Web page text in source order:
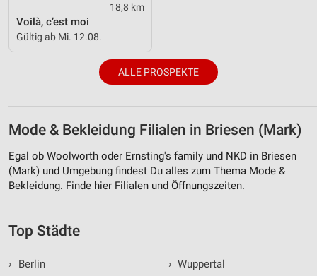
18,8 km
Voilà, c’est moi
Gültig ab Mi. 12.08.
ALLE PROSPEKTE
Mode & Bekleidung Filialen in Briesen (Mark)
Egal ob Woolworth oder Ernsting's family und NKD in Briesen
(Mark) und Umgebung findest Du alles zum Thema Mode &
Bekleidung. Finde hier Filialen und Öffnungszeiten.
Top Städte
›
Berlin
› Wuppertal